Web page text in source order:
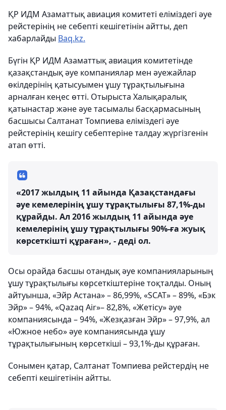
ҚР ИДМ Азаматтық авиация комитеті еліміздегі әуе
рейстерінің не себепті кешігетінін айтты, деп
хабарлайды Baq.kz.
Бүгін ҚР ИДМ Азаматтық авиация комитетінде
қазақстандық әуе компаниялар мен әуежайлар
өкілдерінің қатысуымен ұшу тұрақтылығына
арналған кеңес өтті. Отырыста Халықаралық
қатынастар және әуе тасымалы басқармасының
басшысы Салтанат Томпиева еліміздегі әуе
рейстерінің кешігу себептеріне талдау жүргізгенін
атап өтті.
«2017 жылдың 11 айында Қазақстандағы
әуе кемелерінің ұшу тұрақтылығы 87,1%-ды
құрайды. Ал 2016 жылдың 11 айында әуе
кемелерінің ұшу тұрақтылығы 90%-ға жуық
көрсеткішті құраған», - деді ол.
Осы орайда басшы отандық әуе компанияларының
ұшу тұрақтылығы көрсеткіштеріне тоқталды. Оның
айтуынша, «Эйр Астана» – 86,99%, «SCAT» – 89%, «Бэк
Эйр» – 94%, «Qazaq Air»– 82,8%, «Жетісу» әуе
компаниясында – 94%, «Жезқазған Эйр» – 97,9%, ал
«Южное небо» әуе компаниясында ұшу
тұрақтылығының көрсеткіші – 93,1%-ды құраған.
Сонымен қатар, Салтанат Томпиева рейстердің не
себепті кешігетінін айтты.